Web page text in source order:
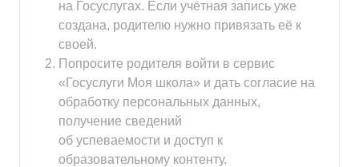
на Госуслугах. Если учётная запись уже
создана, родителю нужно привязать её к
своей.
Попросите родителя войти в сервис
«Госуслуги Моя школа» и дать согласие на
обработку персональных данных,
получение сведений
об успеваемости и доступ к
образовательному контенту.